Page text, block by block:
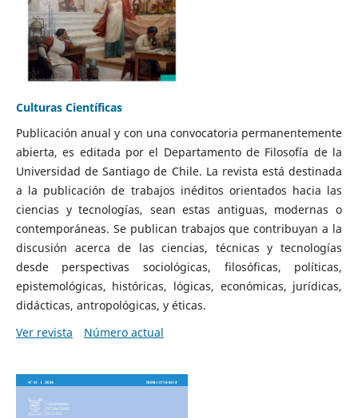
Culturas Científicas
Publicación anual y con una convocatoria permanentemente
abierta, es editada por el Departamento de Filosofía de la
Universidad de Santiago de Chile. La revista está destinada
a la publicación de trabajos inéditos orientados hacia las
ciencias y tecnologías, sean estas antiguas, modernas o
contemporáneas. Se publican trabajos que contribuyan a la
discusión acerca de las ciencias, técnicas y tecnologías
desde perspectivas sociológicas, filosóficas, políticas,
epistemológicas, históricas, lógicas, económicas, jurídicas,
didácticas, antropológicas, y éticas.
Ver revista
Número actual